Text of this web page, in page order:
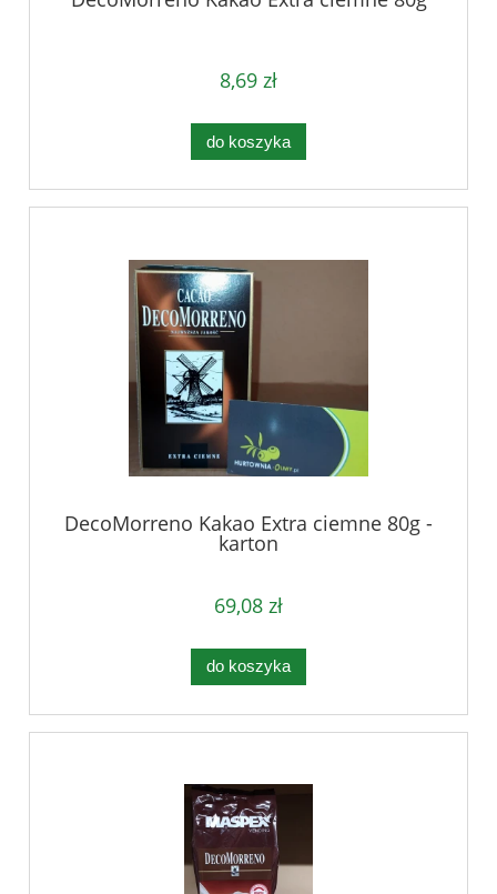
8,69 zł
do koszyka
DecoMorreno Kakao Extra ciemne 80g -
karton
69,08 zł
do koszyka